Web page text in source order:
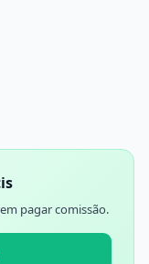
pagar comissão.